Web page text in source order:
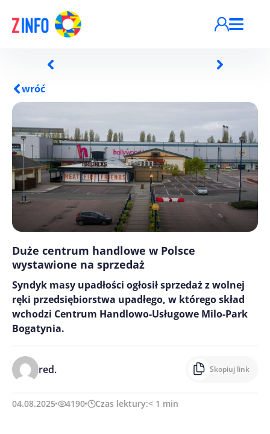
wróć
Duże centrum handlowe w Polsce
wystawione na sprzedaż
Syndyk masy upadłości ogłosił sprzedaż z wolnej
ręki przedsiębiorstwa upadłego, w którego skład
wchodzi Centrum Handlowo-Usługowe Milo-Park
Bogatynia.
red. Skopiuj link
04.08.2025 4190 Czas lektury:< 1 min